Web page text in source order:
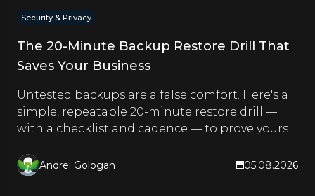
Security & Privacy
The 20-Minute Backup Restore Drill That
Saves Your Business
Untested backups are a false comfort. Here's a
simple, repeatable 20-minute restore drill —
with a checklist and cadence — to prove yours
Andrei Gologan 05.08.2026